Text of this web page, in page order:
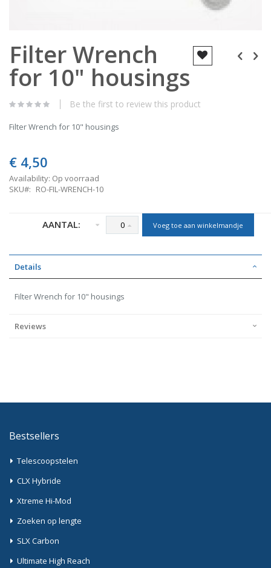
to
the
beginning
of
the
images
Filter Wrench
for 10" housings
Be the first to review this product
Filter Wrench for 10" housings
€ 4,50
Availability: Op voorraad
SKU
RO-FIL-WRENCH-10
AANTAL: Voeg toe aan winkelmandje
Details
Filter Wrench for 10" housings
Reviews
Bestsellers
Telescoopstelen
CLX Hybride
Xtreme Hi-Mod
Zoeken op lengte
SLX Carbon
Ultimate High Reach